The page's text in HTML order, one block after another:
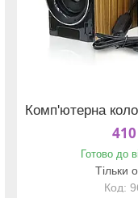
Комп'ютерна
Готово до
Тільки